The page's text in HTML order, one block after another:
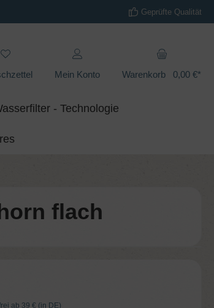
Geprüfte Qualität
Mein Konto Warenkorb 0,00 €*
- Technologie
flach
ab 39 € (in DE)